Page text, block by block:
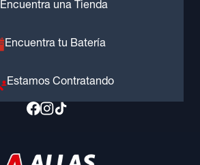
Encuentra una Tienda
Encuentra tu Batería
Estamos Contratando